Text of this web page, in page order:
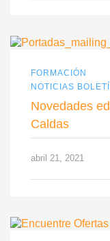
FORMACIÓN
NOTICIAS
Novedades
Caldas
abril 21, 2021